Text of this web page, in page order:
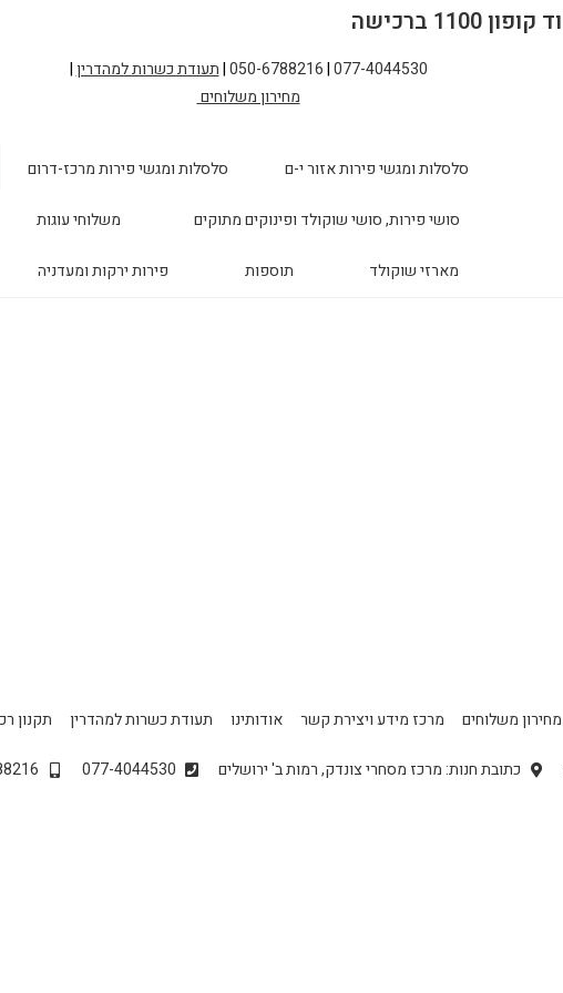
077-4044530
|
050-6788216
|תעודת כשרות למהדרין|
מחירון משלוחים
סלסלות ומגשי פירות אזור י-ם סלסלות ומגשי פירות מרכז-דרום
סושי פירות, סושי שוקולד ופינוקים מתוקים משלוחי עוגות
מארזי שוקולד תוספות פירות ירקות ומעדניה
מחירון משלוחים מרכז מידע ויצירת קשר אודותינו תעודת כשרות למהדרין תקנון
כתובת חנות: מרכז מסחרי צונדק, רמות ב' ירושלים 077-4044530